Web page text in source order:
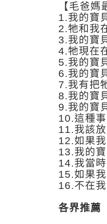
【毛爸
1.我的寶
2.牠和我
3.我的寶
4.牠現在
5.我的寶
6.我的寶
7.我有把
8.我的寶
9.我的寶
10.這種
11.我該
12.如果
13.我的
14.我當
15.如果
16.不在
各界推薦